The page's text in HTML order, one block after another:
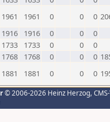
1961 1961 0 0 0
1916 1916 0 0
0
1733 1733 0 0
0
1768 1768 0 0 0
1881 1881 0 0 0
© 2006-2026 Heinz Herzog,